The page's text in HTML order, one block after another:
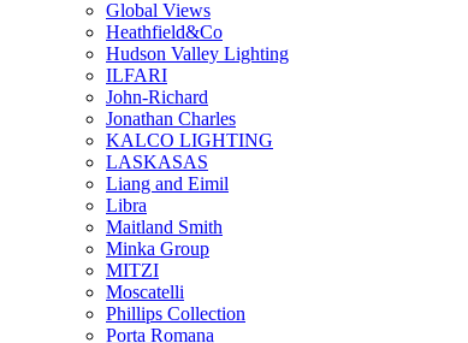
Global Views
Heathfield&Co
Hudson Valley Lighting
ILFARI
John-Richard
Jonathan Charles
KALCO LIGHTING
LASKASAS
Liang and Eimil
Libra
Maitland Smith
Minka Group
MITZI
Moscatelli
Phillips Collection
Porta Romana